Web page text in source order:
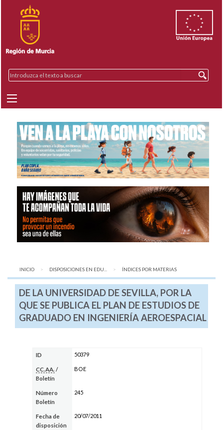
INICIO DISPOSICIONES EN EDU... AQUÍ:
ÍNDICES POR MATERIAS
DE LA UNIVERSIDAD DE SEVILLA, POR LA
QUE SE PUBLICA EL PLAN DE ESTUDIOS DE
GRADUADO EN INGENIERÍA AEROESPACIAL
ID 50379
CC.AA. /
Boletín
BOE
Número
Boletín
245
Fecha de
disposición
20/07/2011